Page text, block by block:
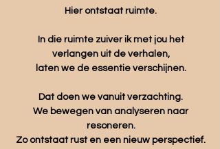
Hier ontstaat ruimte.
In die ruimte zuiver ik met jou het
verlangen uit de verhalen,
laten we de essentie verschijnen.
Dat doen we vanuit verzachting.
We bewegen van analyseren naar
resoneren.
Zo ontstaat rust en een nieuw perspectief.